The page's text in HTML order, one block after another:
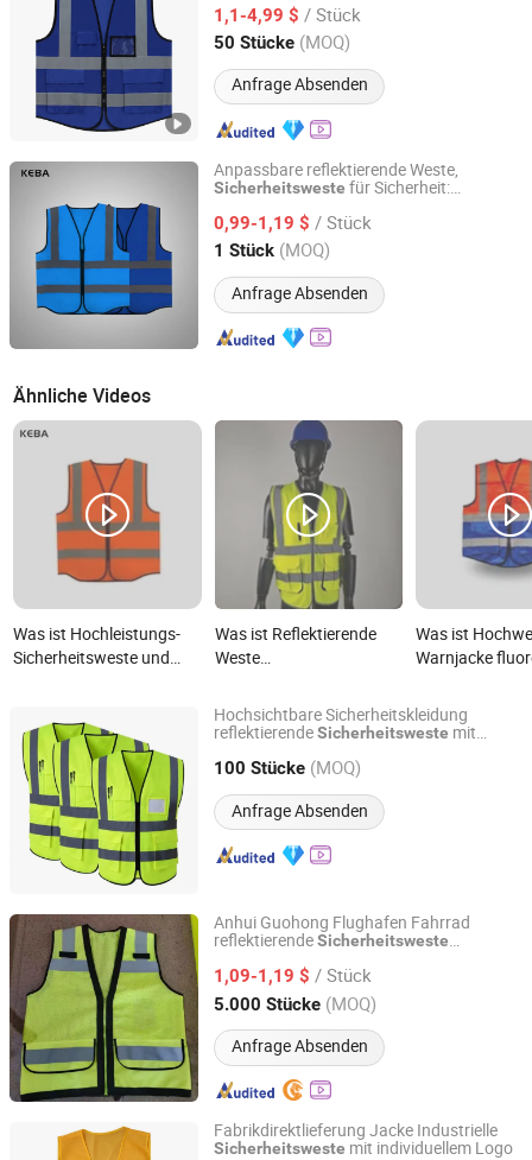
1,1-4,99 $ / Stück
50 Stücke (MOQ)
Anfrage Absenden
Guangdong, China Seit 2024
Anpassbare reflektierende Weste,
Sicherheitsweste für Sicherheit:
0,99-1,19 $ / Stück
1 Stück (MOQ)
Anfrage Absenden
Xinxiang Panwei Protection Technology Co., Ltd.
Henan, China Seit 2026
Ähnliche Videos
Was ist Hochleistungs-
Sicherheitsweste und
Weste
Was ist Reflektierende
Weste
Sicherheitsdienst
Sicherheitskleidung
Arbeitskleidung
Was ist
Warnjacke
Taschen für
Hochsichtbare Sicherheitskleidung
reflektierendeSicherheitsweste mit
100 Stücke (MOQ)
Anfrage Absenden
Wenzhou Xiangying Reflective Materials Science
Technology Co., Ltd.
Zhejiang, China Seit 2017
Anhui Guohong Flughafen Fahrrad
reflektierendeSicherheitsweste
1,09-1,19 $ / Stück
5.000 Stücke (MOQ)
Anfrage Absenden
Anhui Guohong Industrial and Trading Co., Ltd.
Anhui, China Seit 2015
Fabrikdirektlieferung Jacke Industrielle
Sicherheitsweste mit individuellem Logo